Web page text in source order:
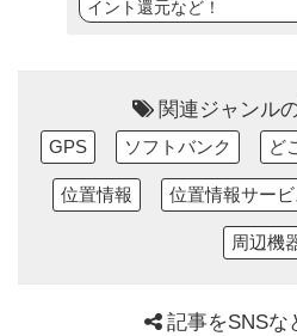
イント還元など！
関連ジャンル
GPS ソフトバンク ど
位置情報 位置情報サービ
周辺機
記事をSNSな